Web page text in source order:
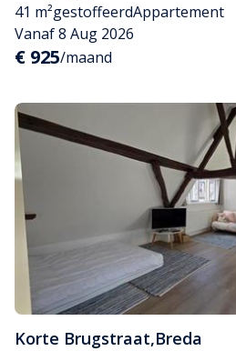
41 m²gestoffeerdAppartement
Vanaf 8 Aug 2026
€ 925/maand
Korte Brugstraat,Breda